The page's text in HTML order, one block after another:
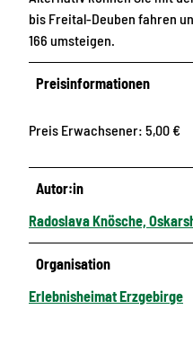
bis Freital-Deuben fahren
166 umsteigen.
Preisinformationen
Preis Erwachsener: 5,00 €
Autor:in
Radoslava Knösche,
Organisation
Erlebnisheimat Erzgebirge